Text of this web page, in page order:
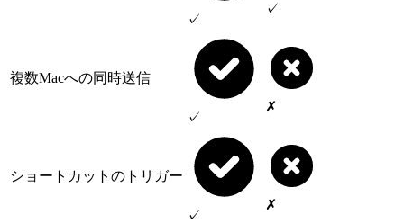
✓
✓
複数Macへの同時送信
✓
✗
ショートカットのトリガー
✓
✗